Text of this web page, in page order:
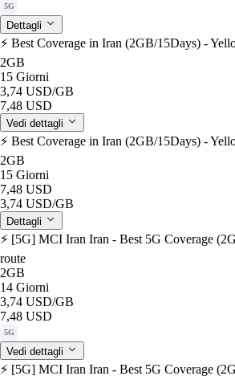
5G
Dettagli
⚡️ Best Coverage in Iran (2GB/15Days) -
2GB
15 Giorni
3,74 USD/GB
7,48 USD
Vedi dettagli
⚡️ Best Coverage in Iran (2GB/15Days) -
2GB
15 Giorni
7,48 USD
3,74 USD/GB
Dettagli
⚡️ [5G] MCI Iran Iran - Best 5G Coverage
route
2GB
14 Giorni
3,74 USD/GB
7,48 USD
5G
Vedi dettagli
⚡️ [5G] MCI Iran Iran - Best 5G Coverage